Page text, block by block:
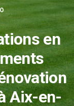
en
Aix-en-